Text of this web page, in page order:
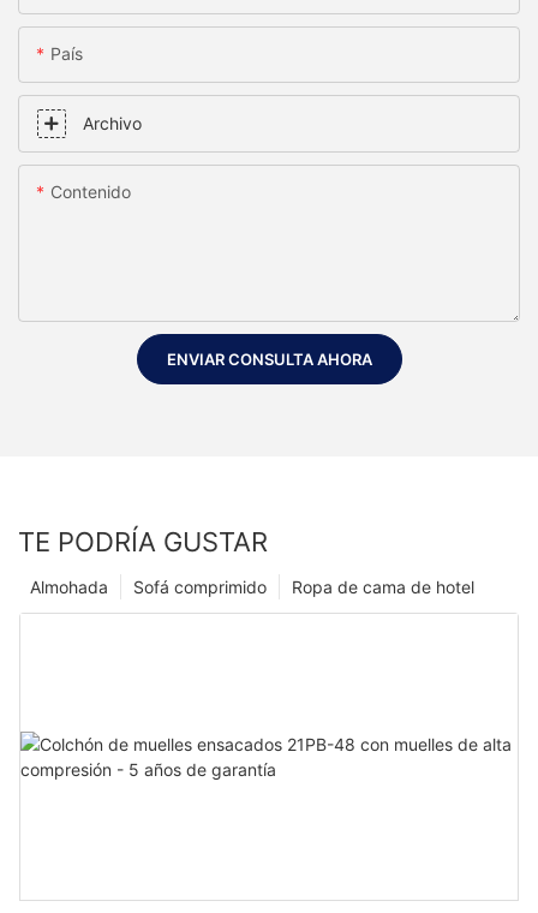
País
Archivo
Contenido
ENVIAR CONSULTA AHORA
TE PODRÍA GUSTAR
Ropa de cama de hotel
Sofá comprimido
Almohada